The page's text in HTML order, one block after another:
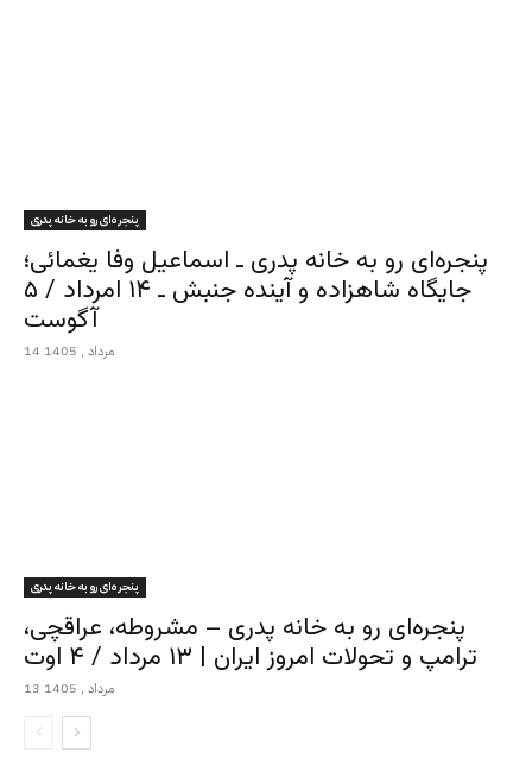
پنجره‌ای رو به خانه پدری
پنجره‌ای رو به خانه پدری ـ اسماعیل وفا یغمائی؛
جایگاه شاهزاده و آینده جنبش ـ ۱۴ امرداد / ۵
آگوست
14 مرداد , 1405
پنجره‌ای رو به خانه پدری
پنجره‌ای رو به خانه پدری – مشروطه، عراقچی،
ترامپ و تحولات امروز ایران | ۱۳ مرداد / ۴ اوت
13 مرداد , 1405